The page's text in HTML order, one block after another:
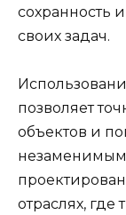
сохранность
своих задач.
позволяет
объектов и
отраслях, где